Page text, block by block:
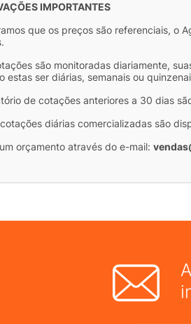
IMPORTANTES
que os preços são referenciais, o
são monitoradas diariamente,
estas ser diárias, semanais ou
de cotações anteriores a 30 dias
diárias comercializadas são
orçamento através do e-mail: